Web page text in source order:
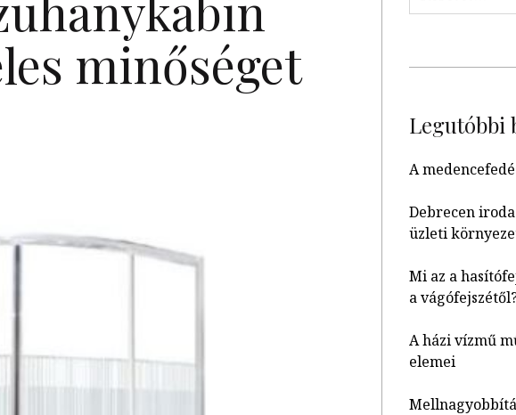
minőséget
Legutóbbi
A
Debrecen
üzleti
Mi az a
a
A házi vízmű
elemei